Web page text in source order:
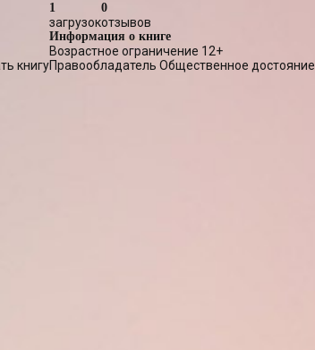
книгу
1
загрузок
0
отзывов
Информация о книге
Возрастное ограничение 12+
Правообладатель Общественное достояние